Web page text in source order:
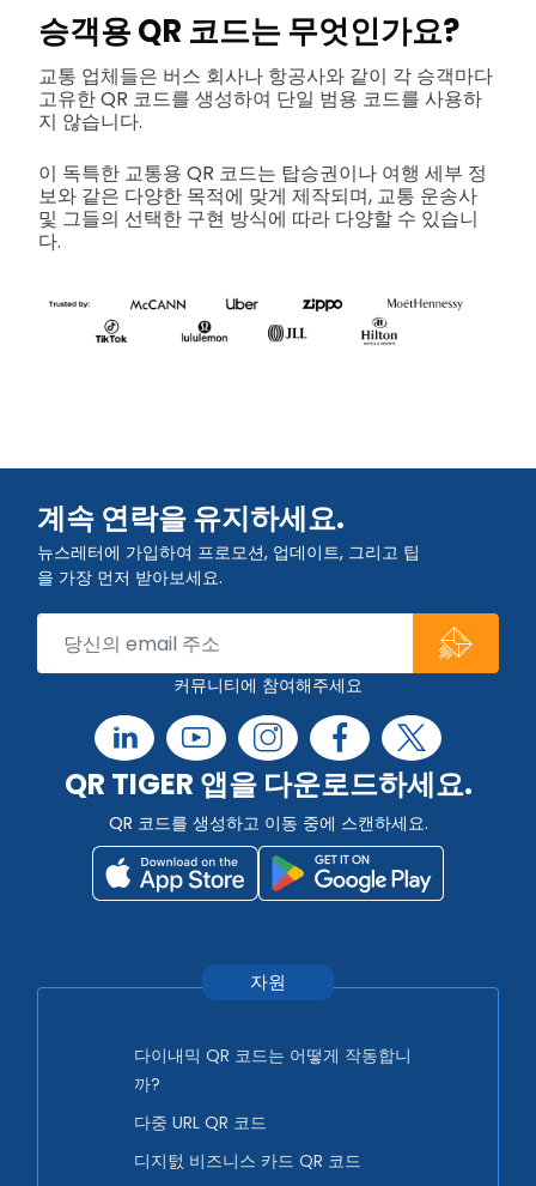
승객용 QR 코드는 무엇인가요?
교통 업체들은 버스 회사나 항공사와 같이 각 승객마다
고유한 QR 코드를 생성하여 단일 범용 코드를 사용하
지 않습니다.
이 독특한 교통용 QR 코드는 탑승권이나 여행 세부 정
보와 같은 다양한 목적에 맞게 제작되며, 교통 운송사
및 그들의 선택한 구현 방식에 따라 다양할 수 있습니
다.
계속 연락을 유지하세요.
뉴스레터에 가입하여 프로모션, 업데이트, 그리고 팁
을 가장 먼저 받아보세요.
커뮤니티에 참여해주세요
QR TIGER 앱을 다운로드하세요.
QR 코드를 생성하고 이동 중에 스캔하세요.
자원
다이내믹 QR 코드는 어떻게 작동합니
까?
다중 URL QR 코드
디지턼 비즈니스 카드 QR 코드